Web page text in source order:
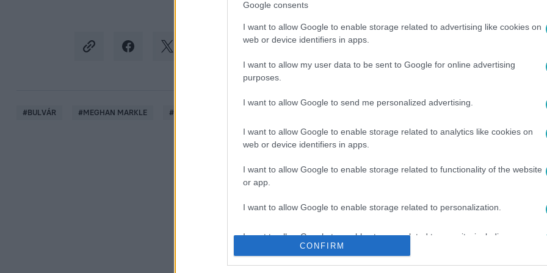
Google consents
I want to allow Google to enable storage related to advertising like cookies on
web or device identifiers in apps.
I want to allow my user data to be sent to Google for online advertising
purposes.
I want to allow Google to send me personalized advertising.
I want to allow Google to enable storage related to analytics like cookies on
web or device identifiers in apps.
I want to allow Google to enable storage related to functionality of the website
or app.
I want to allow Google to enable storage related to personalization.
I want to allow Google to enable storage related to security, including
authentication functionality and fraud prevention, and other user protection.
CONFIRM
#BULVÁR #MEGHAN MARKLE #